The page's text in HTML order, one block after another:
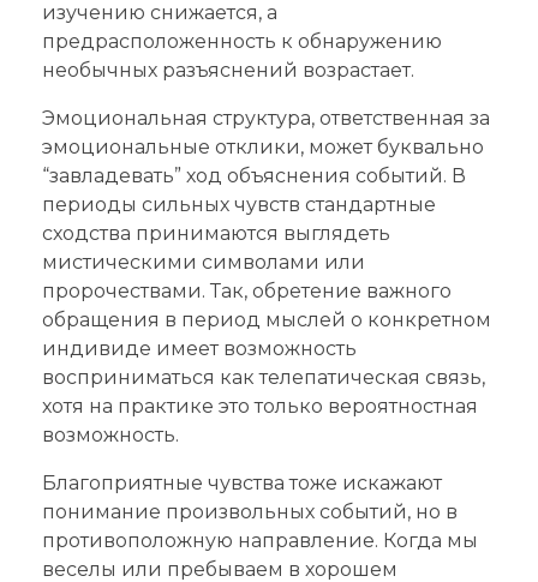
изучению снижается, а
предрасположенность к обнаружению
необычных разъяснений возрастает.
Эмоциональная структура, ответственная за
эмоциональные отклики, может буквально
“завладевать” ход объяснения событий. В
периоды сильных чувств стандартные
сходства принимаются выглядеть
мистическими символами или
пророчествами. Так, обретение важного
обращения в период мыслей о конкретном
индивиде имеет возможность
восприниматься как телепатическая связь,
хотя на практике это только вероятностная
возможность.
Благоприятные чувства тоже искажают
понимание произвольных событий, но в
противоположную направление. Когда мы
веселы или пребываем в хорошем